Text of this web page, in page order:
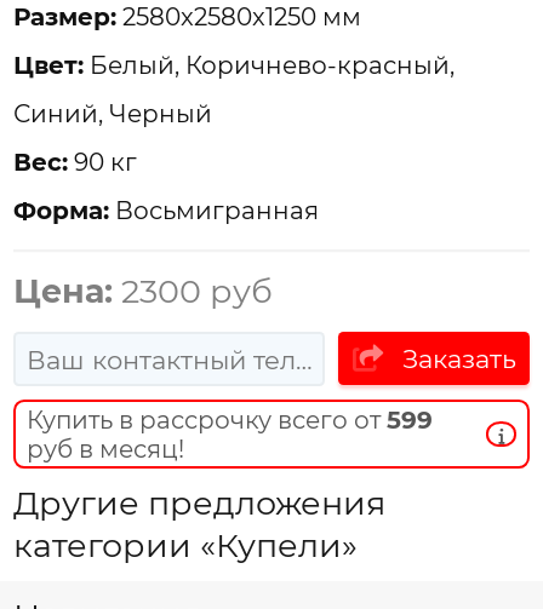
Размер: 2580x2580x1250 мм
Цвет: Белый, Коричнево-красный,
Синий, Черный
Вес: 90 кг
Форма: Восьмигранная
Цена: 2300 руб
Заказать
Купить в рассрочку всего от599
руб в месяц!
Другие предложения
категории «Купели»